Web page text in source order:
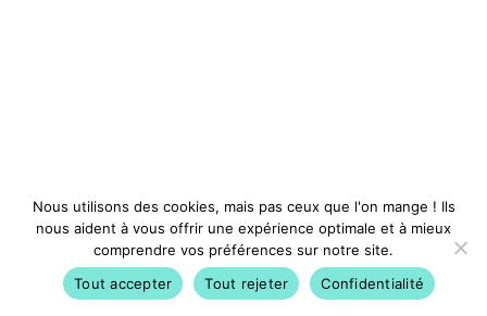
Activités Avantages Conférences Compte
Nous utilisons des cookies, mais pas ceux que l'on mange ! Ils
nous aident à vous offrir une expérience optimale et à mieux
comprendre vos préférences sur notre site.
Tout accepter
Tout rejeter Confidentialité